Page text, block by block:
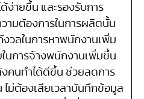
ง่ายขึ้น และรองรับการ
ามต้องการในการผลิตนั้น
วลในการหาพนักงานเพิ่ม
ในการจ้างพนักงานเพิ่มขึ้น
คนทำได้ดีขึ้น ช่วยลดการ
ไม่ต้องเสียเวลาบันทึกข้อมูล